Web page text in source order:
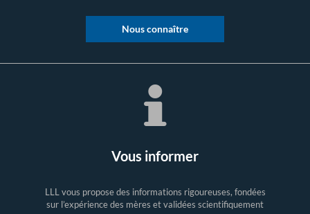
Nous connaître
Vous informer
LLL vous propose des informations rigoureuses, fondées
sur l’expérience des mères et validées scientifiquement